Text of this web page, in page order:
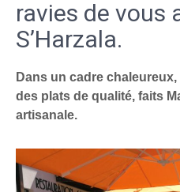
ravies de vous
S’Harzala.
Dans un cadre
des plats de qualité, faits
artisanale.